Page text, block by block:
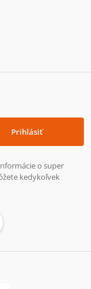
Prihlásiť
o super
kedykoľvek